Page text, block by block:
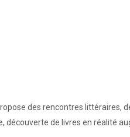
des rencontres littéraires,
découverte de livres en réalité